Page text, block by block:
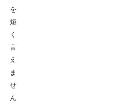
を
短
く
言
え
ま
せ
ん